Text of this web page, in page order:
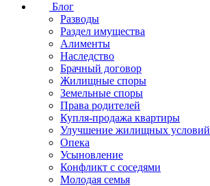
Блог
Разводы
Раздел имущества
Алименты
Наследство
Брачный договор
Жилищные споры
Земельные споры
Права родителей
Купля-продажа квартиры
Улучшение жилищных условий
Опека
Усыновление
Конфликт с соседями
Молодая семья